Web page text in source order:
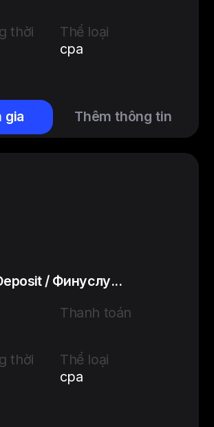
thời
Thể loại
cpa
gia Thêm thông tin
/ Финуслу...
Thanh toán
thời
Thể loại
cpa